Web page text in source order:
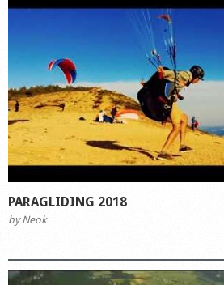
PARAGLIDING 2018
byNeok